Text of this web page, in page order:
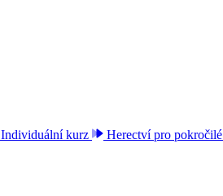
Individuální kurz Herectví pro pokročilé